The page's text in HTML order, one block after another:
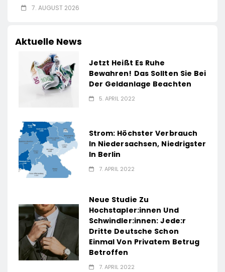
7. AUGUST 2026
Aktuelle News
Jetzt Heißt Es Ruhe
Bewahren! Das Sollten Sie Bei
Der Geldanlage Beachten
5. APRIL 2022
Strom: Höchster Verbrauch
In Niedersachsen, Niedrigster
In Berlin
7. APRIL 2022
Neue Studie Zu
Hochstapler:innen Und
Schwindler:innen: Jede:r
Dritte Deutsche Schon
Einmal Von Privatem Betrug
Betroffen
7. APRIL 2022